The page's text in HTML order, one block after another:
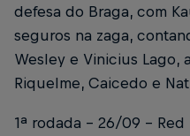
defesa do Braga, com
seguros na zaga,
Wesley e Vinicius Lago,
Riquelme, Caicedo e
1ª rodada - 26/09 - Red